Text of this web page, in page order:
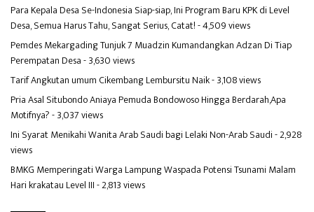
Para Kepala Desa Se-Indonesia Siap-siap, Ini Program Baru KPK di Level
Desa, Semua Harus Tahu, Sangat Serius, Catat!- 4,509 views
Pemdes Mekargading Tunjuk 7 Muadzin Kumandangkan Adzan Di Tiap
Perempatan Desa- 3,630 views
Tarif Angkutan umum Cikembang Lembursitu Naik- 3,108 views
Pria Asal Situbondo Aniaya Pemuda Bondowoso Hingga Berdarah,Apa
Motifnya?- 3,037 views
Ini Syarat Menikahi Wanita Arab Saudi bagi Lelaki Non-Arab Saudi- 2,928
views
BMKG Memperingati Warga Lampung Waspada Potensi Tsunami Malam
Hari krakatau Level III- 2,813 views